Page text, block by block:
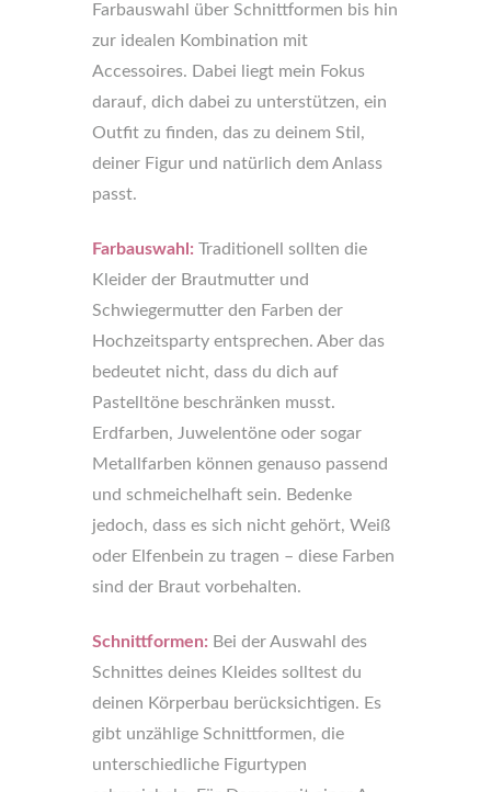
Farbauswahl über Schnittformen bis hin
zur idealen Kombination mit
Accessoires. Dabei liegt mein Fokus
darauf, dich dabei zu unterstützen, ein
Outfit zu finden, das zu deinem Stil,
deiner Figur und natürlich dem Anlass
passt.
Farbauswahl: Traditionell sollten die
Kleider der Brautmutter und
Schwiegermutter den Farben der
Hochzeitsparty entsprechen. Aber das
bedeutet nicht, dass du dich auf
Pastelltöne beschränken musst.
Erdfarben, Juwelentöne oder sogar
Metallfarben können genauso passend
und schmeichelhaft sein. Bedenke
jedoch, dass es sich nicht gehört, Weiß
oder Elfenbein zu tragen – diese Farben
sind der Braut vorbehalten.
Schnittformen: Bei der Auswahl des
Schnittes deines Kleides solltest du
deinen Körperbau berücksichtigen. Es
gibt unzählige Schnittformen, die
unterschiedliche Figurtypen